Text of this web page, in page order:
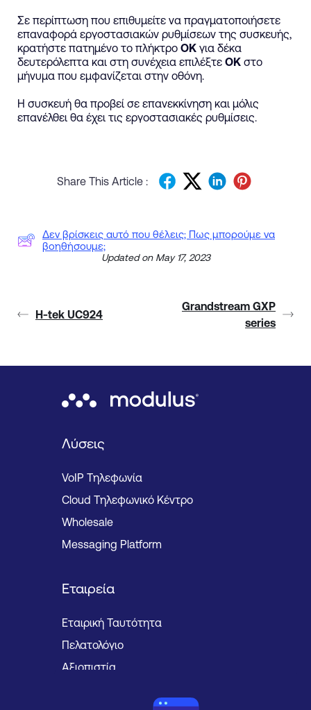
Σε περίπτωση που επιθυμείτε να πραγματοποιήσετε
επαναφορά εργοστασιακών ρυθμίσεων της συσκευής,
κρατήστε πατημένο το πλήκτρο OK για δέκα
δευτερόλεπτα και στη συνέχεια επιλέξτε ΟΚ στο
μήνυμα που εμφανίζεται στην οθόνη.
Η συσκευή θα προβεί σε επανεκκίνηση και μόλις
επανέλθει θα έχει τις εργοστασιακές ρυθμίσεις.
Share This Article :
Δεν βρίσκεις αυτό που θέλεις; Πως μπορούμε να
βοηθήσουμε;
Updated on May 17, 2023
H-tek UC924
Grandstream GXP
series
Λύσεις
VoIP Τηλεφωνία
Cloud Τηλεφωνικό Κέντρο
Wholesale
Messaging Platform
Εταιρεία
Εταιρική Ταυτότητα
Πελατολόγιο
Αξιοπιστία